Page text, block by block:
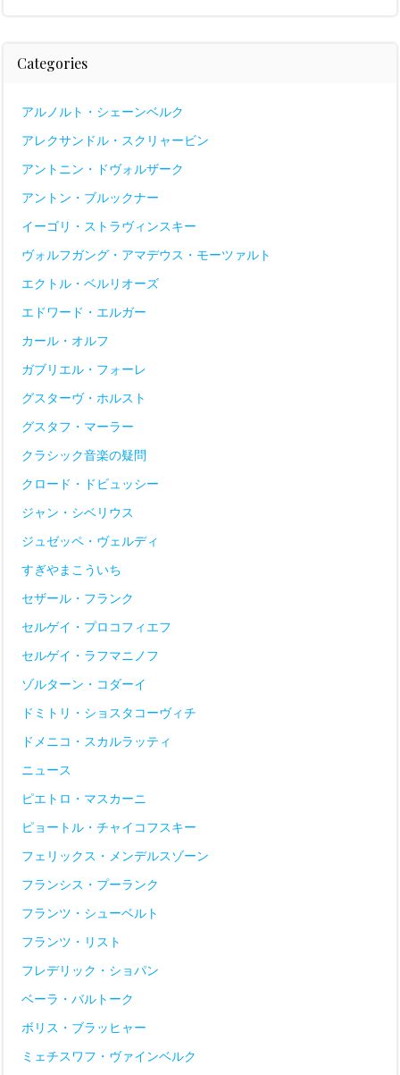
Categories
アルノルト・シェーンベルク
アレクサンドル・スクリャービン
アントニン・ドヴォルザーク
アントン・ブルックナー
イーゴリ・ストラヴィンスキー
ヴォルフガング・アマデウス・モーツァルト
エクトル・ベルリオーズ
エドワード・エルガー
カール・オルフ
ガブリエル・フォーレ
グスターヴ・ホルスト
グスタフ・マーラー
クラシック音楽の疑問
クロード・ドビュッシー
ジャン・シベリウス
ジュゼッペ・ヴェルディ
すぎやまこういち
セザール・フランク
セルゲイ・プロコフィエフ
セルゲイ・ラフマニノフ
ゾルターン・コダーイ
ドミトリ・ショスタコーヴィチ
ドメニコ・スカルラッティ
ニュース
ピエトロ・マスカーニ
ピョートル・チャイコフスキー
フェリックス・メンデルスゾーン
フランシス・プーランク
フランツ・シューベルト
フランツ・リスト
フレデリック・ショパン
ベーラ・バルトーク
ボリス・ブラッヒャー
ミェチスワフ・ヴァインベルク